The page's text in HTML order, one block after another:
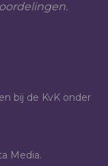
bij de KvK onder
Media.